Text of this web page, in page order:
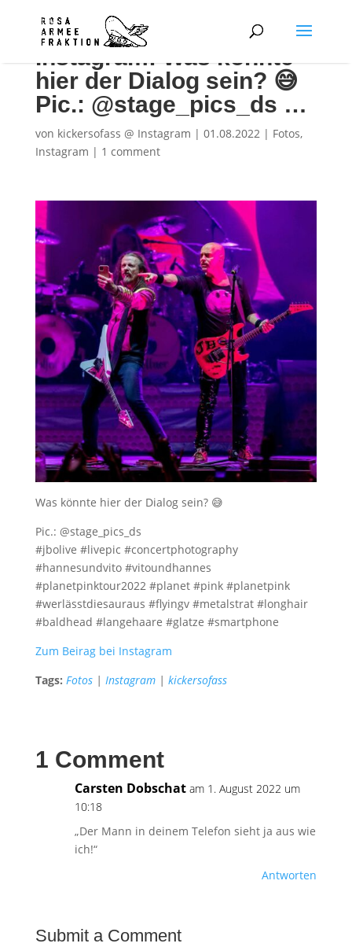
Instagram: Was könnte
hier der Dialog sein? 😅
Pic.: @stage_pics_ds …
von kickersofass @ Instagram | 01.08.2022| Fotos,
Instagram | 1 comment
Was könnte hier der Dialog sein? 😅
Pic.: @stage_pics_ds
#jbolive #livepic #concertphotography
#hannesundvito #vitoundhannes
#planetpinktour2022 #planet #pink #planetpink
#werlässtdiesauraus #flyingv #metalstrat #longhair
#baldhead #langehaare #glatze #smartphone
Zum Beirag bei Instagram
Tags: Fotos| Instagram| kickersofass
1 Comment
Carsten Dobschat am 1. August 2022 um
10:18
„Der Mann in deinem Telefon sieht ja aus wie
ich!“
Antworten
Submit a Comment